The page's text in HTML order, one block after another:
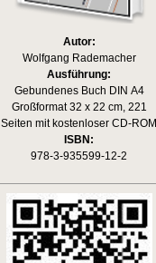
Autor:
Wolfgang Rademacher
Ausführung:
Gebundenes Buch DIN A4
Großformat 32 x 22 cm, 221
Seiten mit kostenloser CD-ROM
ISBN:
978-3-935599-12-2